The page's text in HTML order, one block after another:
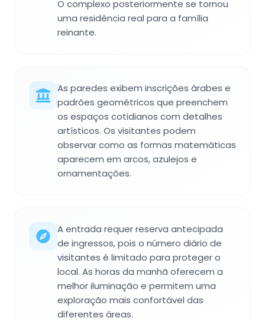
O complexo posteriormente se tornou
uma residência real para a família
reinante.
As paredes exibem inscrições árabes e
padrões geométricos que preenchem
os espaços cotidianos com detalhes
artísticos. Os visitantes podem
observar como as formas matemáticas
aparecem em arcos, azulejos e
ornamentações.
A entrada requer reserva antecipada
de ingressos, pois o número diário de
visitantes é limitado para proteger o
local. As horas da manhã oferecem a
melhor iluminação e permitem uma
exploração mais confortável das
diferentes áreas.